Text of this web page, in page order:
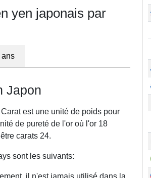
yen japonais par
ans
Japon
est une unité de poids pour
de pureté de l'or où l'or 18
carats 24.
sont les suivants:
il n'est jamais utilisé dans la